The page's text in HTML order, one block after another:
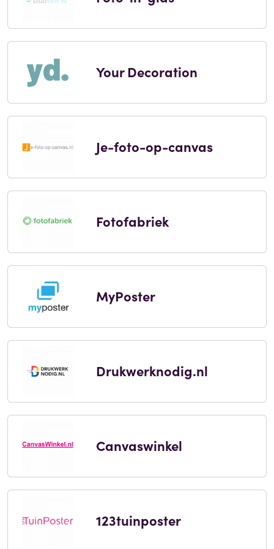
Your Decoration
Je-foto-op-canvas
Fotofabriek
MyPoster
Drukwerknodig.nl
Canvaswinkel
123tuinposter